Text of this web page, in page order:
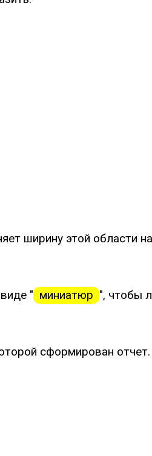
ширину этой области
" миниатюр ", чтобы
сформирован